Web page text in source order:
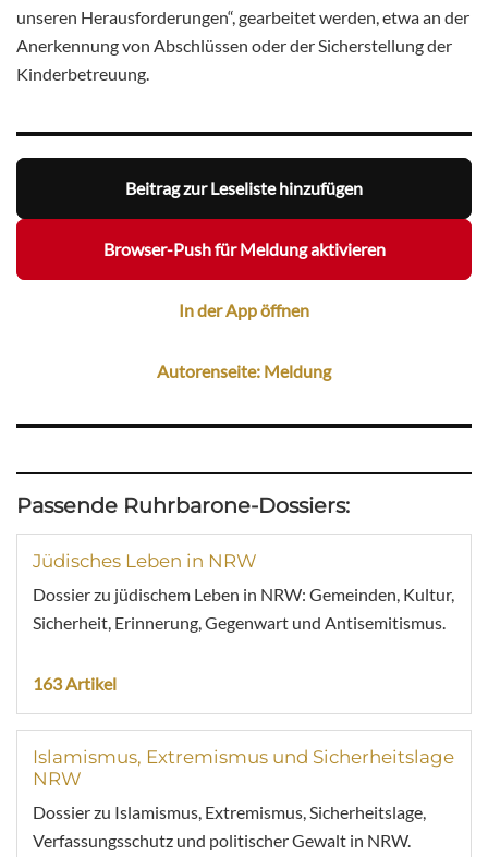
unseren Herausforderungen“, gearbeitet werden, etwa an der
Anerkennung von Abschlüssen oder der Sicherstellung der
Kinderbetreuung.
Beitrag zur Leseliste hinzufügen
Browser-Push für Meldung aktivieren
In der App öffnen
Autorenseite: Meldung
Passende Ruhrbarone-Dossiers:
Jüdisches Leben in NRW
Dossier zu jüdischem Leben in NRW: Gemeinden, Kultur,
Sicherheit, Erinnerung, Gegenwart und Antisemitismus.
163 Artikel
Islamismus, Extremismus und Sicherheitslage
NRW
Dossier zu Islamismus, Extremismus, Sicherheitslage,
Verfassungsschutz und politischer Gewalt in NRW.